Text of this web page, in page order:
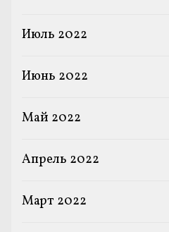
Июль 2022
Июнь 2022
Май 2022
Апрель 2022
Март 2022